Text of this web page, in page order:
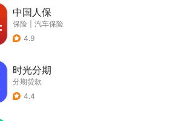
中国人保
保险
汽车保险
4.9
时光分期
分期贷款
4.4